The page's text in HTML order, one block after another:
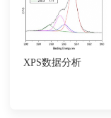
XPS数据分析